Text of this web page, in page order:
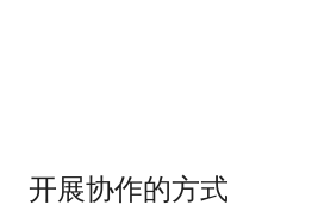
开展协作的方式